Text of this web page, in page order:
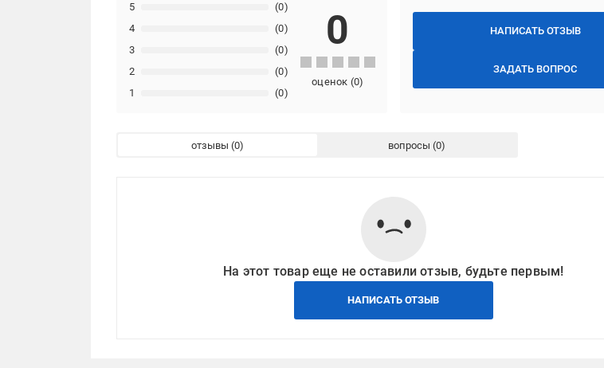
НАПИСАТЬ ОТЗЫВ
ЗАДАТЬ ВОПРОС
1 (0)
2 (0)
3 (0)
4 (0)
5 (0)
0
оценок (0)
отзывы вопросы
На этот товар еще не оставили отзыв, будьте первым!
НАПИСАТЬ ОТЗЫВ